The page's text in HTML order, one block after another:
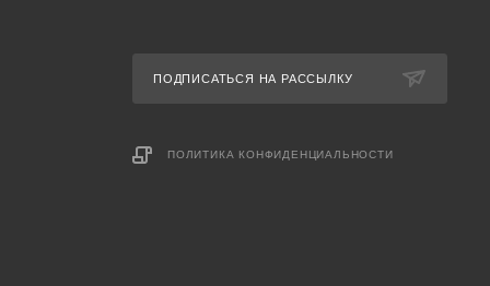
ПОДПИСАТЬСЯ НА РАССЫЛКУ
ПОЛИТИКА КОНФИДЕНЦИАЛЬНОСТИ